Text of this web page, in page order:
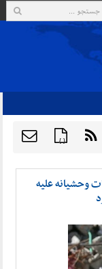
{ }
وحشیانه علیه